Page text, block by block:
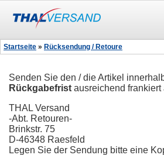
Startseite » Rücksendung / Retoure
Senden Sie den / die Artikel
Rückgabefrist ausreichend frankiert
THAL Versand
-Abt. Retouren-
Brinkstr. 75
D-46348 Raesfeld
Legen Sie der Sendung bitte eine